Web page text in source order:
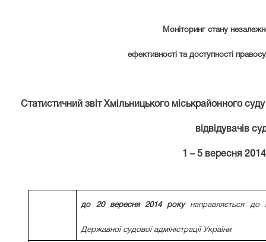
Моніторинг стану
ефективності та доступності
Статистичний звіт Хмільницького міськрайонного суду
відвідувачів
1 – 5 вересня
до 20 вересня 2014 рокунаправляється до
Державної судової адміністрації України